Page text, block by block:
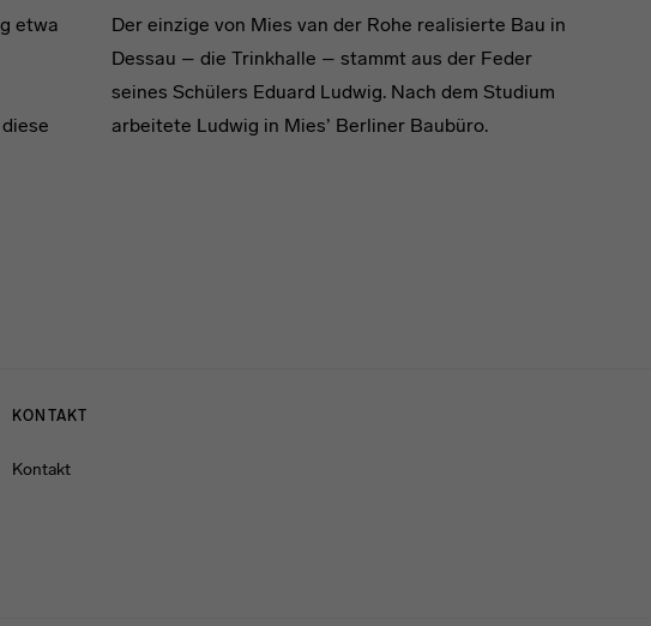
etwa
Der einzige von Mies van der Rohe realisierte Bau in
Dessau – die Trinkhalle – stammt aus der Feder
seines Schülers Eduard Ludwig. Nach dem Studium
arbeitete Ludwig in Mies’ Berliner Baubüro.
KONTAKT
Kontakt